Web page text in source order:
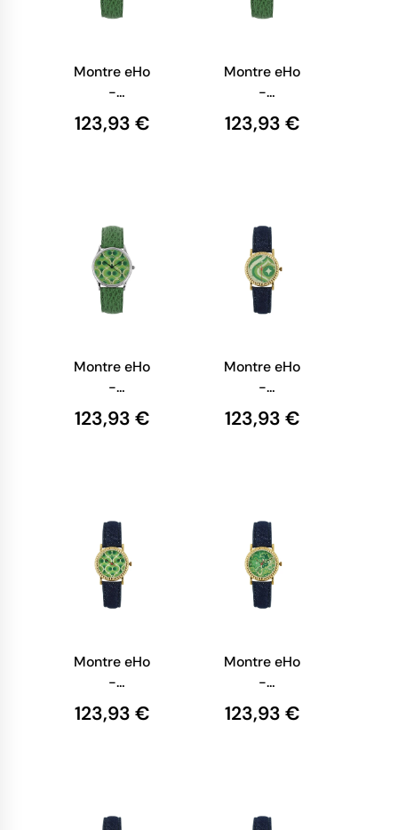
Montre eHo
-
Ecoresponsable
- Montre
123,93 €
Montre eHo
-
Ecoresponsable
- Montre
123,93 €
Montre eHo
-
Ecoresponsable
- Montre
123,93 €
Montre eHo
-
Ecoresponsable
- Montre
123,93 €
Montre eHo
-
Ecoresponsable
- Montre
123,93 €
Montre eHo
-
Ecoresponsable
- Montre
123,93 €